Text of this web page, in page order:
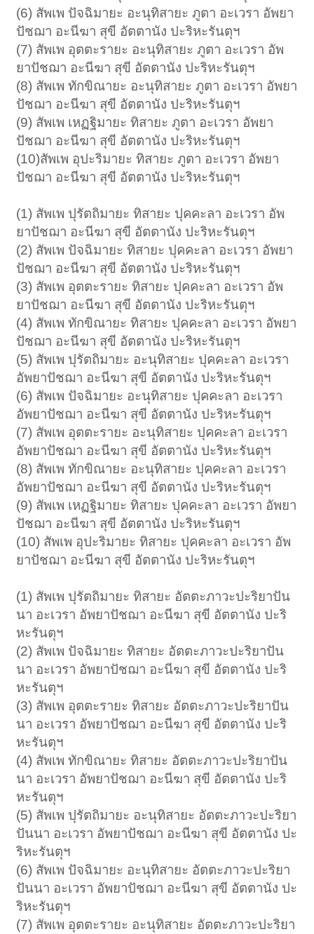
(6) สัพเพ ปัจฉิมายะ อะนุทิสายะ ภูตา อะเวรา อัพยา
ปัชฌา อะนีฆา สุขี อัตตานัง ปะริหะรันตุฯ
(7) สัพเพ อุตตะรายะ อะนุทิสายะ ภูตา อะเวรา อัพ
ยาปัชฌา อะนีฆา สุขี อัตตานัง ปะริหะรันตุฯ
(8) สัพเพ ทักขิณายะ อะนุทิสายะ ภูตา อะเวรา อัพยา
ปัชฌา อะนีฆา สุขี อัตตานัง ปะริหะรันตุฯ
(9) สัพเพ เหฏฐิมายะ ทิสายะ ภูตา อะเวรา อัพยา
ปัชฌา อะนีฆา สุขี อัตตานัง ปะริหะรันตุฯ
(10)สัพเพ อุปะริมายะ ทิสายะ ภูตา อะเวรา อัพยา
ปัชฌา อะนีฆา สุขี อัตตานัง ปะริหะรันตุฯ
(1) สัพเพ ปุรัตถิมายะ ทิสายะ ปุคคะลา อะเวรา อัพ
ยาปัชฌา อะนีฆา สุขี อัตตานัง ปะริหะรันตุฯ
(2) สัพเพ ปัจฉิมายะ ทิสายะ ปุคคะลา อะเวรา อัพยา
ปัชฌา อะนีฆา สุขี อัตตานัง ปะริหะรันตุฯ
(3) สัพเพ อุตตะรายะ ทิสายะ ปุคคะลา อะเวรา อัพ
ยาปัชฌา อะนีฆา สุขี อัตตานัง ปะริหะรันตุฯ
(4) สัพเพ ทักขิณายะ ทิสายะ ปุคคะลา อะเวรา อัพยา
ปัชฌา อะนีฆา สุขี อัตตานัง ปะริหะรันตุฯ
(5) สัพเพ ปุรัตถิมายะ อะนุทิสายะ ปุคคะลา อะเวรา
อัพยาปัชฌา อะนีฆา สุขี อัตตานัง ปะริหะรันตุฯ
(6) สัพเพ ปัจฉิมายะ อะนุทิสายะ ปุคคะลา อะเวรา
อัพยาปัชฌา อะนีฆา สุขี อัตตานัง ปะริหะรันตุฯ
(7) สัพเพ อุตตะรายะ อะนุทิสายะ ปุคคะลา อะเวรา
อัพยาปัชฌา อะนีฆา สุขี อัตตานัง ปะริหะรันตุฯ
(8) สัพเพ ทักขิณายะ อะนุทิสายะ ปุคคะลา อะเวรา
อัพยาปัชฌา อะนีฆา สุขี อัตตานัง ปะริหะรันตุฯ
(9) สัพเพ เหฏฐิมายะ ทิสายะ ปุคคะลา อะเวรา อัพยา
ปัชฌา อะนีฆา สุขี อัตตานัง ปะริหะรันตุฯ
(10) สัพเพ อุปะริมายะ ทิสายะ ปุคคะลา อะเวรา อัพ
ยาปัชฌา อะนีฆา สุขี อัตตานัง ปะริหะรันตุฯ
(1) สัพเพ ปุรัตถิมายะ ทิสายะ อัตตะภาวะปะริยาปัน
นา อะเวรา อัพยาปัชฌา อะนีฆา สุขี อัตตานัง ปะริ
หะรันตุฯ
(2) สัพเพ ปัจฉิมายะ ทิสายะ อัตตะภาวะปะริยาปัน
นา อะเวรา อัพยาปัชฌา อะนีฆา สุขี อัตตานัง ปะริ
หะรันตุฯ
(3) สัพเพ อุตตะรายะ ทิสายะ อัตตะภาวะปะริยาปัน
นา อะเวรา อัพยาปัชฌา อะนีฆา สุขี อัตตานัง ปะริ
หะรันตุฯ
(4) สัพเพ ทักขิณายะ ทิสายะ อัตตะภาวะปะริยาปัน
นา อะเวรา อัพยาปัชฌา อะนีฆา สุขี อัตตานัง ปะริ
หะรันตุฯ
(5) สัพเพ ปุรัตถิมายะ อะนุทิสายะ อัตตะภาวะปะริยา
ปันนา อะเวรา อัพยาปัชฌา อะนีฆา สุขี อัตตานัง ปะ
ริหะรันตุฯ
(6) สัพเพ ปัจฉิมายะ อะนุทิสายะ อัตตะภาวะปะริยา
ปันนา อะเวรา อัพยาปัชฌา อะนีฆา สุขี อัตตานัง ปะ
ริหะรันตุฯ
(7) สัพเพ อุตตะรายะ อะนุทิสายะ อัตตะภาวะปะริยา